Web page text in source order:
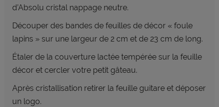
d’Absolu cristal nappage neutre.
Découper des bandes de feuilles de décor « foule
lapins » sur une largeur de 2 cm et de 23 cm de long.
Étaler de la couverture lactée tempérée sur la feuille
décor et cercler votre petit gâteau.
Après cristallisation retirer la feuille guitare et déposer
un logo.